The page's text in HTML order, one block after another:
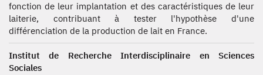
fonction de leur implantation et des caractéristiques de leur
laiterie, contribuant à tester l'hypothèse d'une
différenciation de la production de lait en France.
Institut de Recherche Interdisciplinaire en Sciences
Sociales